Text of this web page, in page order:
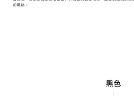
任。
每筆NT$70，滿NT$799(含以上)免運費